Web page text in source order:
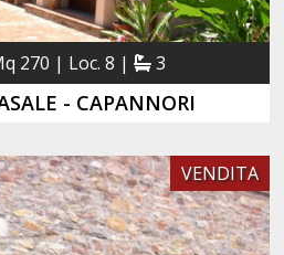
270 | Loc. 8 | 3
- CAPANNORI
VENDITA